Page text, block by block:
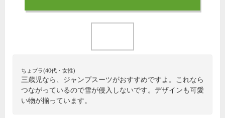
ちょプラ(40代・女性)
三歳児なら、ジャンプスーツがおすすめですよ。これなら
つながっているので雪が侵入しないです。デザインも可愛
い物が揃っています。